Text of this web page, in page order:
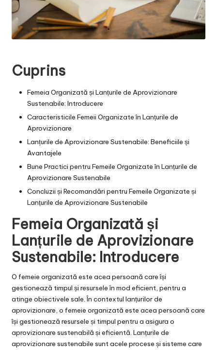
Cuprins
Femeia Organizată și Lanțurile de Aprovizionare
Sustenabile: Introducere
Caracteristicile Femeii Organizate în Lanțurile de
Aprovizionare
Lanțurile de Aprovizionare Sustenabile: Beneficiile și
Avantajele
Bune Practici pentru Femeile Organizate în Lanțurile de
Aprovizionare Sustenabile
Concluzii și Recomandări pentru Femeile Organizate și
Lanțurile de Aprovizionare Sustenabile
Femeia Organizată și
Lanțurile de Aprovizionare
Sustenabile: Introducere
O femeie organizată este acea persoană care își
gestionează timpul și resursele în mod eficient, pentru a
atinge obiectivele sale. În contextul lanțurilor de
aprovizionare, o femeie organizată este acea persoană care
își gestionează resursele și timpul pentru a asigura o
aprovizionare sustenabilă și eficientă. Lanțurile de
aprovizionare sustenabile sunt acele procese și sisteme care